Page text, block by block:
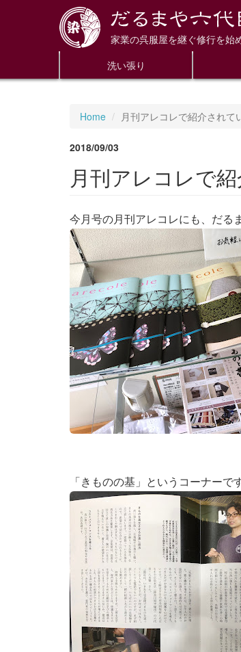
家業の呉服屋を継ぐ修行を始
洗い張り
Home 月刊アレコレで紹介されて
2018/09/03
月刊アレコレで紹
今月号の月刊アレコレにも、だる
「きものの基」というコーナーで